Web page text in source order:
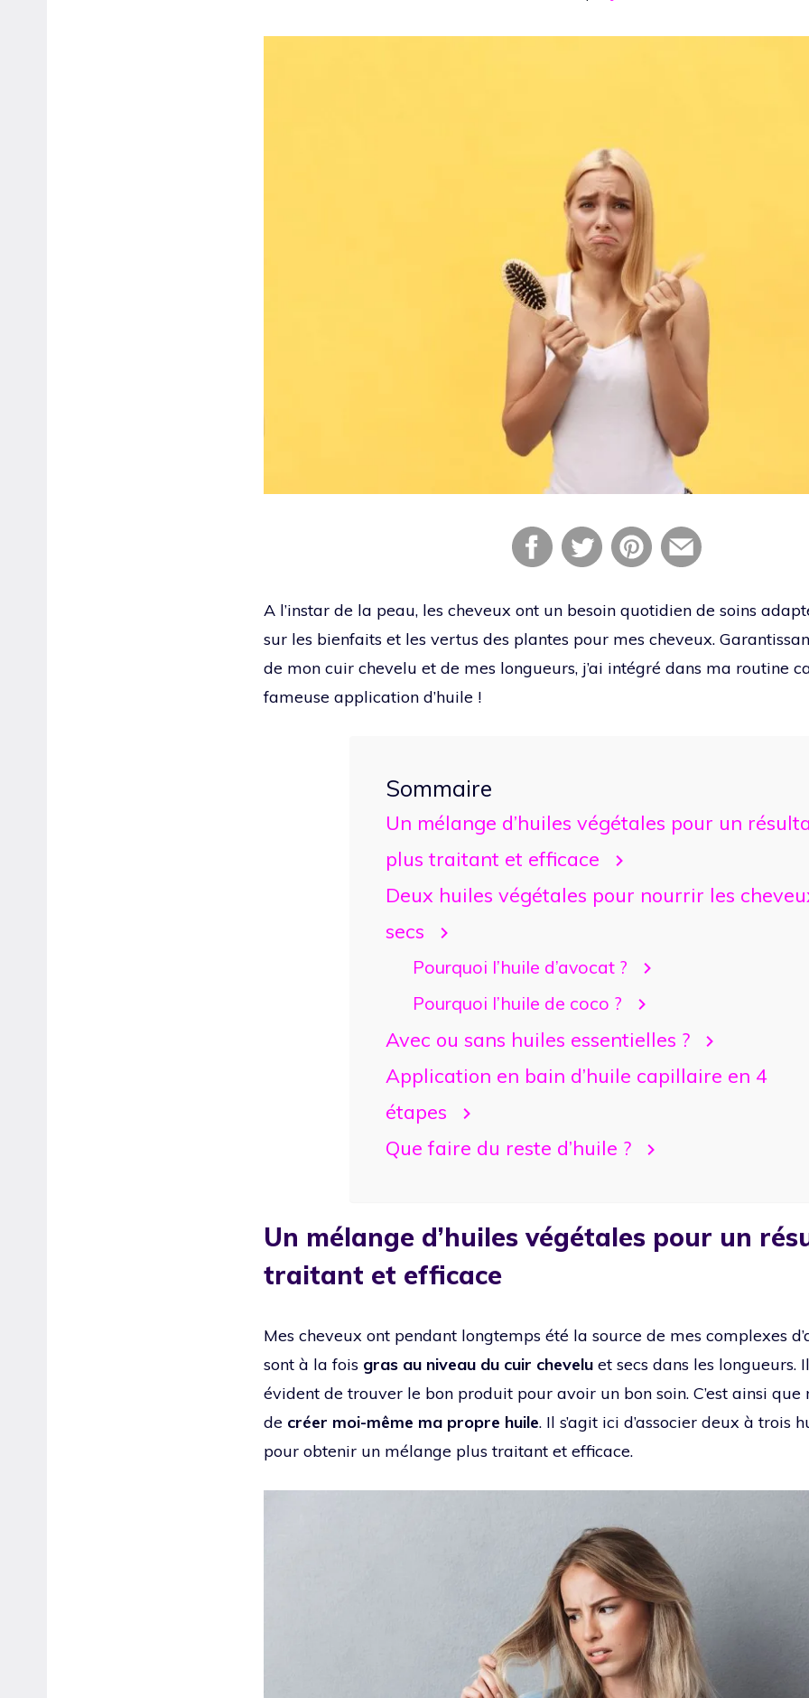
A l’instar de la peau, les cheveux ont un besoin quotidien de soins
sur les bienfaits et les vertus des plantes pour mes cheveux.
de mon cuir chevelu et de mes longueurs, j’ai intégré dans ma routine
fameuse application d’huile !
Sommaire
Un mélange d’huiles végétales pour un
plus traitant et efficace
Deux huiles végétales pour nourrir les
secs
Pourquoi l’huile d’avocat ?
Pourquoi l’huile de coco ?
Avec ou sans huiles essentielles ?
Application en bain d’huile capillaire en 4
étapes
Que faire du reste d’huile ?
Un mélange d’huiles végétales pour un
traitant et efficace
Mes cheveux ont pendant longtemps été la source de mes complexes
sont à la fois gras au niveau du cuir chevelu et secs dans les longueurs.
évident de trouver le bon produit pour avoir un bon soin. C’est ainsi que
de créer moi-même ma propre huile. Il s’agit ici d’associer deux à trois
pour obtenir un mélange plus traitant et efficace.